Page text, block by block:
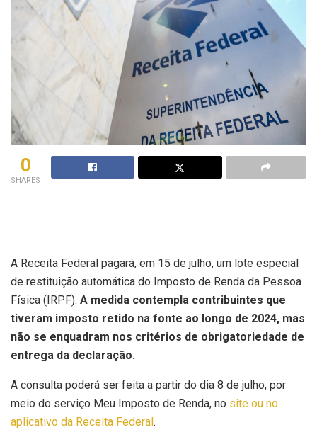
0
SHARES
A Receita Federal pagará, em 15 de julho, um lote especial
de restituição automática do Imposto de Renda da Pessoa
Física (IRPF). A medida contempla contribuintes que
tiveram imposto retido na fonte ao longo de 2024, mas
não se enquadram nos critérios de obrigatoriedade de
entrega da declaração.
A consulta poderá ser feita a partir do dia 8 de julho, por
meio do serviço Meu Imposto de Renda, no site ou no
aplicativo da Receita Federal .